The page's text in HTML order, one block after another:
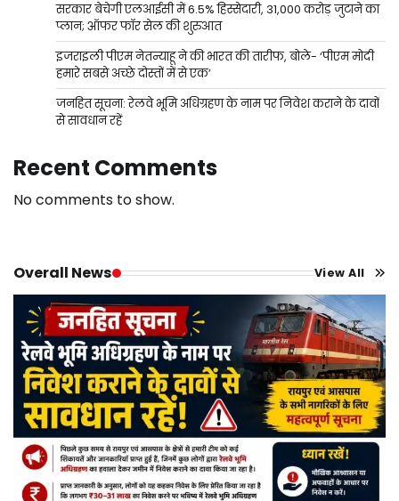
सरकार बेचेगी एलआईसी में 6.5% हिस्सेदारी, 31,000 करोड़ जुटाने का
प्लान; ऑफर फॉर सेल की शुरुआत
इजराइली पीएम नेतन्याहू ने की भारत की तारीफ, बोले- ‘पीएम मोदी
हमारे सबसे अच्छे दोस्तों में से एक’
जनहित सूचना: रेलवे भूमि अधिग्रहण के नाम पर निवेश कराने के दावों
से सावधान रहें
Recent Comments
No comments to show.
Overall News View All